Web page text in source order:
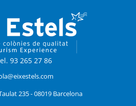
93 265 27 86
235 - 08019 Barcelona